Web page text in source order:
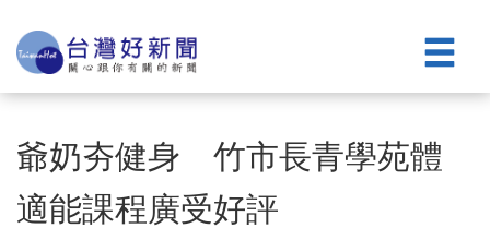
爺奶夯健身 竹市長青學苑體
適能課程廣受好評